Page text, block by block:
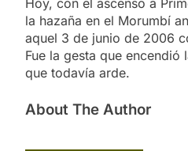
la hazaña en el Morumbí
aquel 3 de junio de 2006
Fue la gesta que encendió
que todavía arde.
About The Author